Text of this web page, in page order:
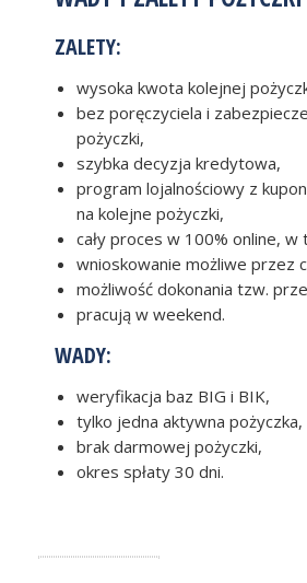
ZALETY:
wysoka kwota kolejnej
bez poręczyciela i
pożyczki,
szybka decyzja kredytowa,
program lojalnościowy z
na kolejne pożyczki,
cały proces w 100% online,
wnioskowanie możliwe przez
możliwość dokonania tzw.
pracują w weekend.
WADY:
weryfikacja baz BIG i BIK,
tylko jedna aktywna pożyczka,
brak darmowej pożyczki,
okres spłaty 30 dni.